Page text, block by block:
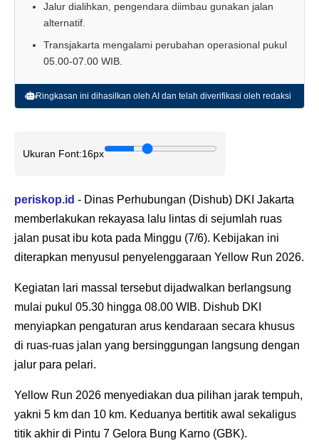
Jalur dialihkan, pengendara diimbau gunakan jalan
alternatif.
Transjakarta mengalami perubahan operasional pukul
05.00-07.00 WIB.
Ringkasan ini dihasilkan oleh AI dan telah diverifikasi oleh redaksi
Ukuran Font:16px
periskop.id - Dinas Perhubungan (Dishub) DKI Jakarta
memberlakukan rekayasa lalu lintas di sejumlah ruas
jalan pusat ibu kota pada Minggu (7/6). Kebijakan ini
diterapkan menyusul penyelenggaraan Yellow Run 2026.
Kegiatan lari massal tersebut dijadwalkan berlangsung
mulai pukul 05.30 hingga 08.00 WIB. Dishub DKI
menyiapkan pengaturan arus kendaraan secara khusus
di ruas-ruas jalan yang bersinggungan langsung dengan
jalur para pelari.
Yellow Run 2026 menyediakan dua pilihan jarak tempuh,
yakni 5 km dan 10 km. Keduanya bertitik awal sekaligus
titik akhir di Pintu 7 Gelora Bung Karno (GBK).